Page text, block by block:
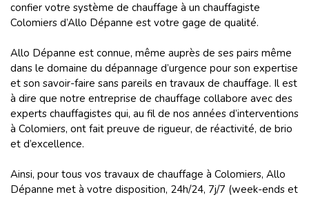
confier votre système de chauffage à un chauffagiste
Colomiers d’Allo Dépanne est votre gage de qualité.
Allo Dépanne est connue, même auprès de ses pairs même
dans le domaine du dépannage d’urgence pour son expertise
et son savoir-faire sans pareils en travaux de chauffage. Il est
à dire que notre entreprise de chauffage collabore avec des
experts chauffagistes qui, au fil de nos années d’interventions
à Colomiers, ont fait preuve de rigueur, de réactivité, de brio
et d’excellence.
Ainsi, pour tous vos travaux de chauffage à Colomiers, Allo
Dépanne met à votre disposition, 24h/24, 7j/7 (week-ends et